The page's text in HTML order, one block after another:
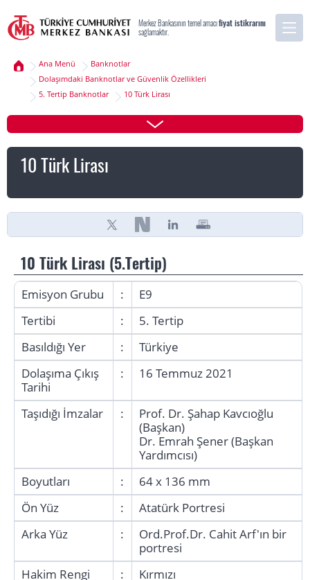
Merkez Bankasının temel amacıfiyat istikrarını
sağlamaktır.
Ana Menü
Banknotlar
Dolaşımdaki Banknotlar ve Güvenlik Özellikleri
5. Tertip Banknotlar
10 Türk Lirası
10 Türk Lirası
10 Türk Lirası (5.Tertip)
Emisyon Grubu :
E9
Tertibi
:
5. Tertip
Basıldığı Yer
:
Türkiye
Dolaşıma Çıkış
Tarihi
: 16 Temmuz 2021
Taşıdığı İmzalar :
Prof. Dr. Şahap Kavcıoğlu
(Başkan)
Dr. Emrah Şener (Başkan
Yardımcısı)
Boyutları
:
64 x 136 mm
Ön Yüz
:
Atatürk Portresi
Arka Yüz
:
Ord.Prof.Dr. Cahit Arf'ın bir
portresi
Hakim Rengi
: Kırmızı